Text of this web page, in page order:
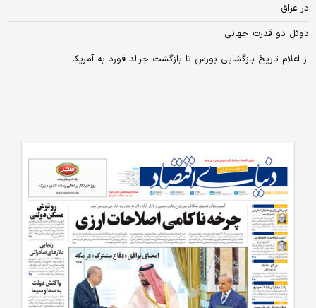
در عراق
دوئل دو قدرت جهانی
از اعلام تاریخ بازگشایی بورس تا بازگشت جرالد فورد به آمریکا